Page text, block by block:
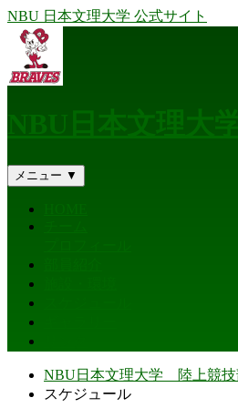
NBU 日本文理大学 公式サイト
NBU日本文理大
メニュー ▼
NBU日本文理大学 陸上競技
スケジュール